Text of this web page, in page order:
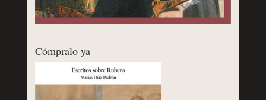
Cómpralo ya